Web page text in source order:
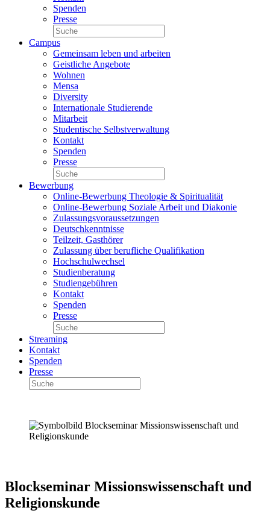
Spenden
Presse
Campus
Gemeinsam leben und arbeiten
Geistliche Angebote
Wohnen
Mensa
Diversity
Internationale Studierende
Mitarbeit
Studentische Selbstverwaltung
Kontakt
Spenden
Presse
Bewerbung
Online-Bewerbung Theologie & Spiritualität
Online-Bewerbung Soziale Arbeit und Diakonie
Zulassungsvoraussetzungen
Deutschkenntnisse
Teilzeit, Gasthörer
Zulassung über berufliche Qualifikation
Hochschulwechsel
Studienberatung
Studiengebühren
Kontakt
Spenden
Presse
Streaming
Kontakt
Spenden
Presse
Blockseminar Missionswissenschaft und
Religionskunde